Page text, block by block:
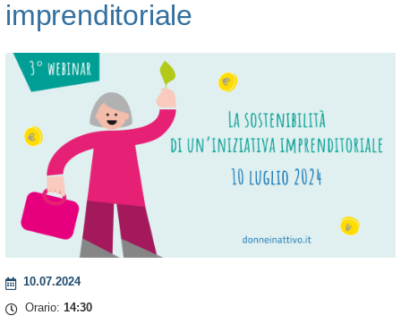
imprenditoriale
+
−
10.07.2024
Orario: 14:30